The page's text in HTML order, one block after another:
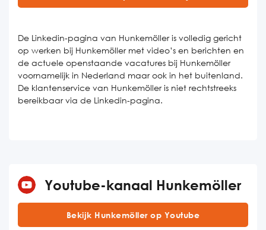
De Linkedin-pagina van Hunkemöller is volledig gericht
op werken bij Hunkemöller met video’s en berichten en
de actuele openstaande vacatures bij Hunkemöller
voornamelijk in Nederland maar ook in het buitenland.
De klantenservice van Hunkemöller is niet rechtstreeks
bereikbaar via de Linkedin-pagina.
Youtube-kanaal Hunkemöller
Bekijk Hunkemöller op Youtube